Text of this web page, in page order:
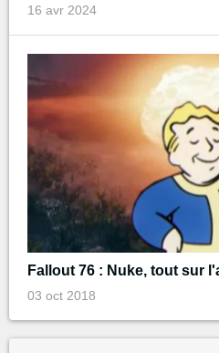
16 avr 2024
Fallout 76 : Nuke, tout sur
03 oct 2018